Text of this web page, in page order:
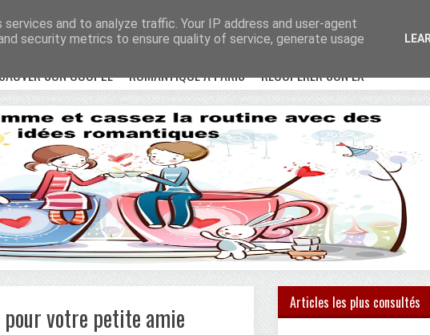
Accueil
SON COUPLE ROMANTIQUE À PARIS RÉCUPÉRER SON EX
pour votre petite amie Articles les plus consultés
and to analyze traffic. Your IP address and user-agent
security metrics to ensure quality of service, generate usage